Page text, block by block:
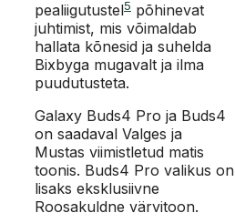
pealiigutustel5 põhinevat
juhtimist, mis võimaldab
hallata kõnesid ja suhelda
Bixbyga mugavalt ja ilma
puudutusteta.
Galaxy Buds4 Pro ja Buds4
on saadaval Valges ja
Mustas viimistletud matis
toonis. Buds4 Pro valikus on
lisaks eksklusiivne
Roosakuldne värvitoon.